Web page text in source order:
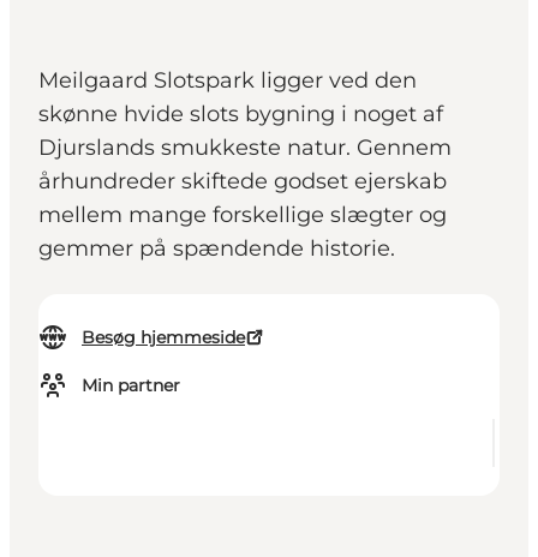
Meilgaard Slotspark ligger ved den
skønne hvide slots bygning i noget af
Djurslands smukkeste natur. Gennem
århundreder skiftede godset ejerskab
mellem mange forskellige slægter og
gemmer på spændende historie.
Besøg hjemmeside
Min partner